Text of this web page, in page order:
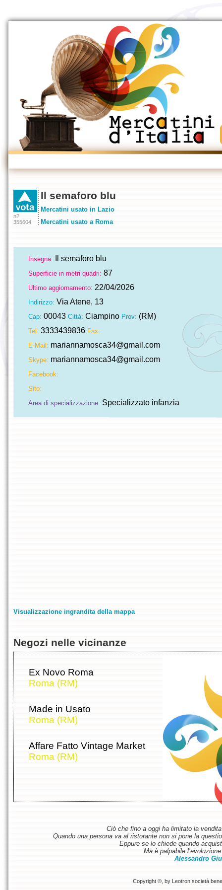
n?
355604
Il semaforo blu
Mercatini usato in Lazio
Mercatini usato a Roma
Insegna: Il semaforo blu
Superficie in metri quadri: 87
Ultimo aggiornamento: 22/04/2026
Indirizzo: Via Atene, 13
Cap: 00043 Cittá: Ciampino Prov: (RM)
Tel: 3333439836 Fax:
E-Mail: mariannamosca34@gmail.com
Skype: mariannamosca34@gmail.com
Facebook:
Sito:
Area di specializzazione: Specializzato infanzia
Visualizzazione ingrandita della mappa
Negozi nelle vicinanze
Ex Novo Roma
Roma (RM)
Made in Usato
Roma (RM)
Affare Fatto Vintage Market
Roma (RM)
Ciò che fino a oggi ha limitato la
Quando una persona va al ristorante non si pone la
Eppure se lo chiede quando
Ma è palpabile
Alessandro
Copyright ©, by Leotron società